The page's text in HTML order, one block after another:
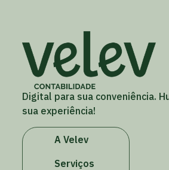
Digital para sua conveniência.
sua experiência!
A Velev
Serviços